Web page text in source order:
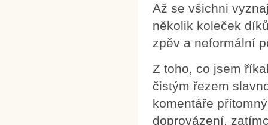
Až se všichni
několik koleček
zpěv a neformální
Z toho, co jsem
čistým řezem
komentáře
doprovázení,